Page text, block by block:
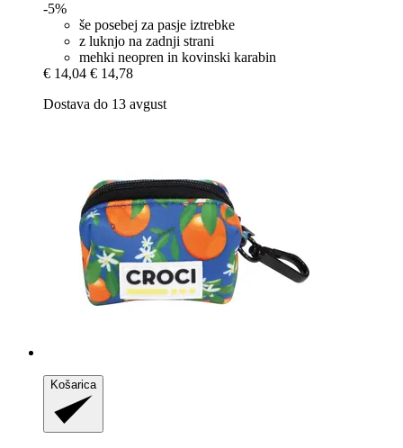
-5%
še posebej za pasje iztrebke
z luknjo na zadnji strani
mehki neopren in kovinski karabin
€ 14,04 € 14,78
Dostava do 13 avgust
Košarica